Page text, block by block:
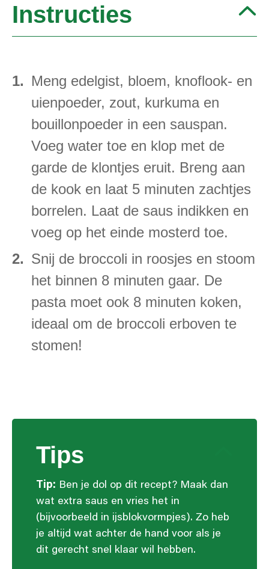
Instructies
Meng edelgist, bloem, knoflook- en
uienpoeder, zout, kurkuma en
bouillonpoeder in een sauspan.
Voeg water toe en klop met de
garde de klontjes eruit. Breng aan
de kook en laat 5 minuten zachtjes
borrelen. Laat de saus indikken en
voeg op het einde mosterd toe.
Snij de broccoli in roosjes en stoom
het binnen 8 minuten gaar. De
pasta moet ook 8 minuten koken,
ideaal om de broccoli erboven te
stomen!
Tips
Tip: Ben je dol op dit recept? Maak dan
wat extra saus en vries het in
(bijvoorbeeld in ijsblokvormpjes). Zo heb
je altijd wat achter de hand voor als je
dit gerecht snel klaar wil hebben.